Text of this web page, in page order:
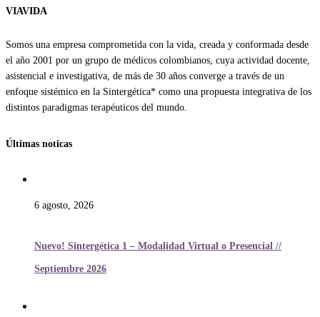
VIAVIDA
Somos una empresa comprometida con la vida, creada y conformada desde
el año 2001 por un grupo de médicos colombianos, cuya actividad docente,
asistencial e investigativa, de más de 30 años converge a través de un
enfoque sistémico en la Sintergética* como una propuesta integrativa de los
distintos paradigmas terapéuticos del mundo.
Últimas noticas
6 agosto, 2026
Nuevo! Sintergética 1 – Modalidad Virtual o Presencial //
Septiembre 2026